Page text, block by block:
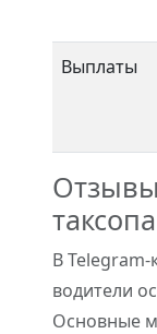
Выплаты
В Telegram-
водители
Основные